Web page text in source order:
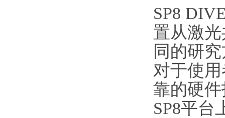
SP8
置从激
同的研
对于使
靠的硬
SP8平台